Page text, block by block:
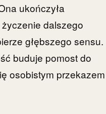
ukończyła
dalszego
głębszego sensu.
buduje pomost do
osobistym przekazem